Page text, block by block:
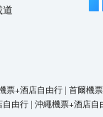
票+酒店自由行 | 首爾機
自由行 | 沖繩機票+酒店自